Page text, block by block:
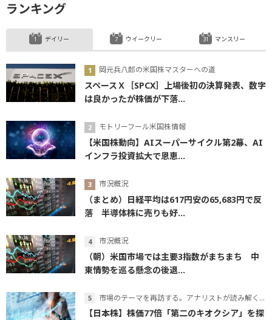
ランキング
デイリー
岡元兵八郎の米国株マスターへの道
スペースＸ［SPCX］上場後初の決算発表、数字
は良かったが株価が下落...
モトリーフール米国株情報
【米国株動向】AIスーパーサイクル第2幕、AI
インフラ投資拡大で恩恵...
市況概況
（まとめ）日経平均は617円安の65,683円で反
落 半導体株に売りも好...
市況概況
（朝）米国市場では主要3指数がまちまち 中
東情勢を巡る懸念の後退...
市場のテーマを再訪する。アナリストが読み解くテーマの本質
【日本株】株価77倍「第二のキオクシア」を探
ウイークリー マンスリー